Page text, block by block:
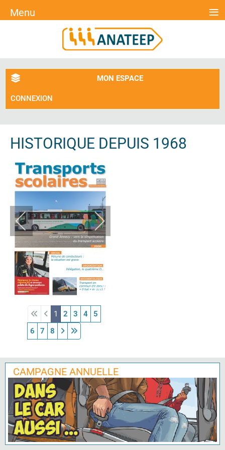
MON ESPACE
CONNEXION
HISTORIQUE DEPUIS 1968
1 2 3 4
5
6
7 8
CAMPAGNE ANNUELLE
Menu ≡